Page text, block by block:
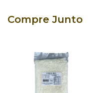
Compre Junto